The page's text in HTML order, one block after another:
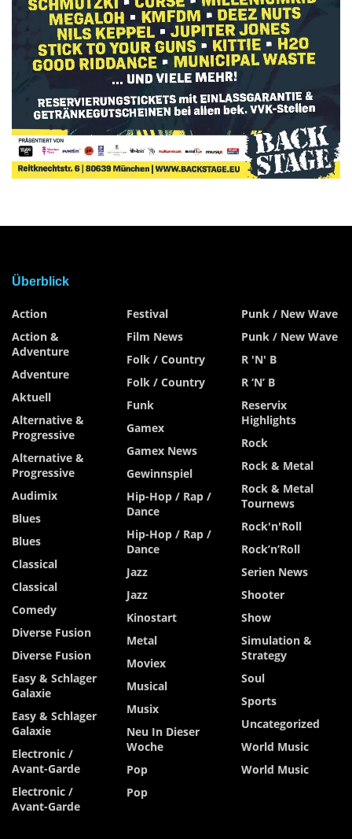
Überblick
Action
Action &
Adventure
Adventure
Aktuell
Alternative &
Progressive
Alternative &
Progressive
Audimix
Blues
Blues
Classical
Classical
Comedy
Diverse Fusion
Diverse Fusion
Easy & Schlager
Galaxie
Easy & Schlager
Galaxie
Electronic /
Avant-Garde
Electronic /
Avant-Garde
Festival
Film News
Folk / Country
Folk / Country
Funk
Gamex
Gamex News
Gewinnspiel
Hip-Hop / Rap /
Dance
Hip-Hop / Rap /
Dance
Jazz
Jazz
Kinostart
Metal
Moviex
Musical
Musix
Neu In Dieser
Woche
Pop
Pop
Punk / New Wave
Punk / New Wave
R 'n' B
R ‘n’ B
Reservix
Highlights
Rock
Rock & Metal
Rock & Metal
Tournews
Rock'n'Roll
Rock’n’Roll
Serien News
Shooter
Show
Simulation &
Strategy
Soul
Sports
Uncategorized
World Music
World Music